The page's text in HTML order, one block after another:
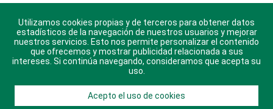
En pocas palabras
Escuchando al corazón
Economía Personal
Descarga nuestras aplicaciones para Android, iOS y
sistema Huawei.
© 2021 Diario Libre, todos los derechos reservados.
Utilizamos cookies propias y de terceros para obtener datos
estadísticos de la navegación de nuestros usuarios y mejorar
nuestros servicios. Esto nos permite personalizar el contenido
que ofrecemos y mostrar publicidad relacionada a sus
intereses. Si continúa navegando, consideramos que acepta su
uso.
Acepto el uso de cookies